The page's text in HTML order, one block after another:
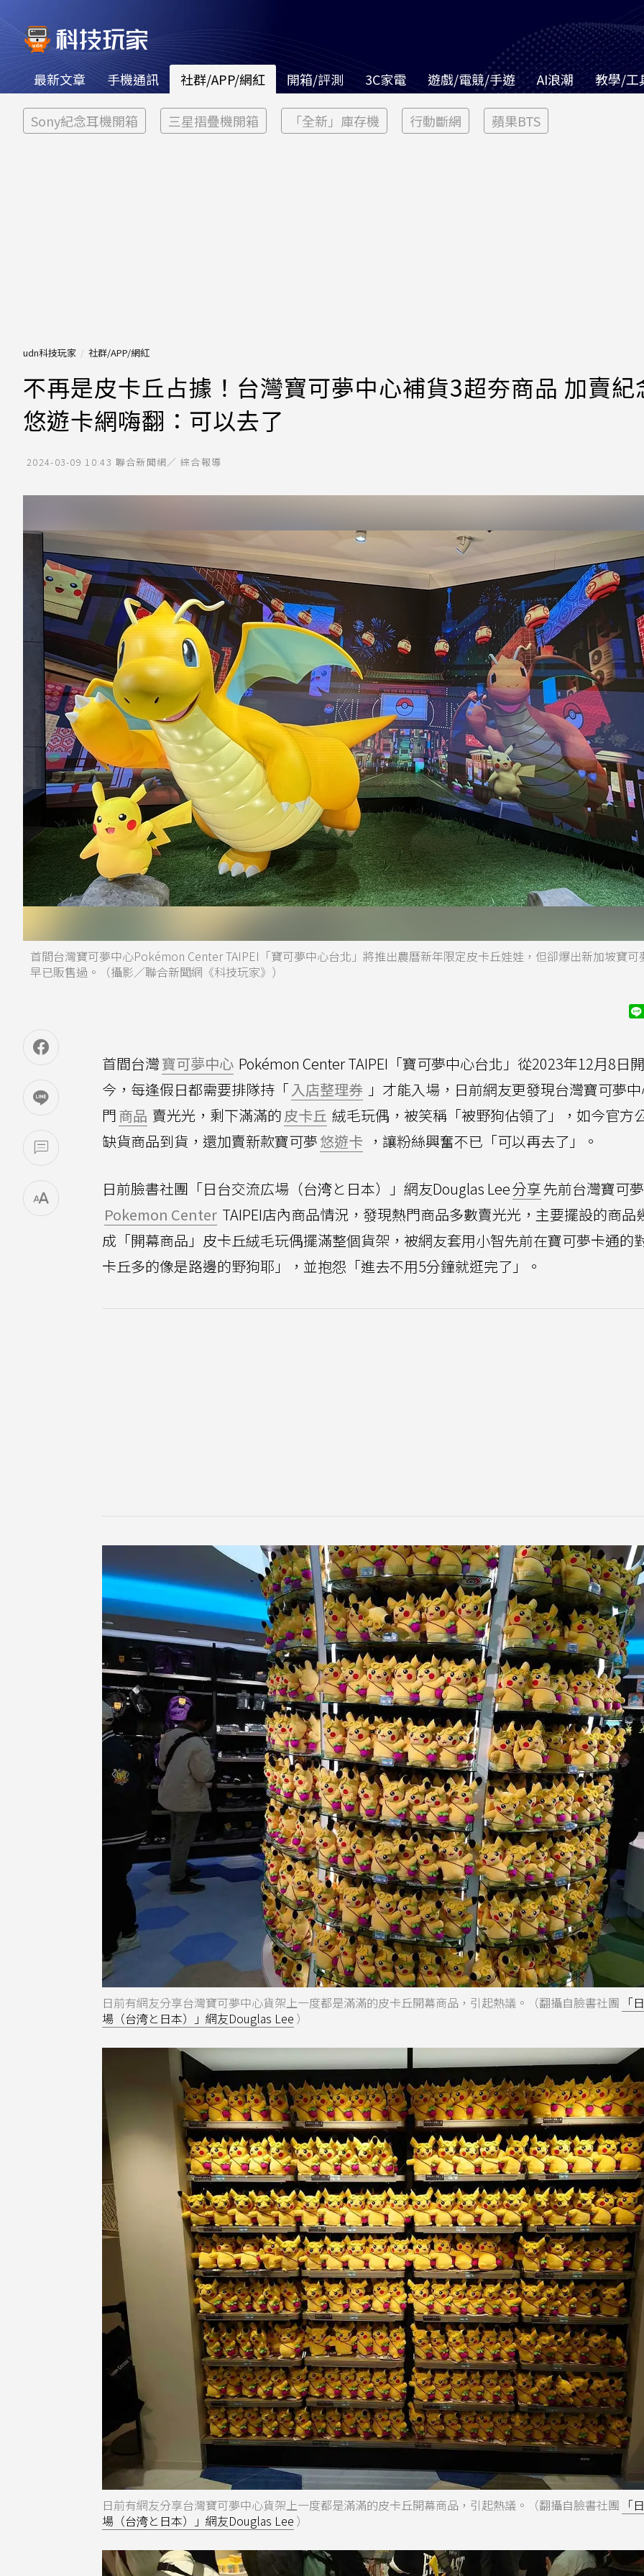
最新文章 手機通訊 社群/APP/網紅 開箱/評測 3C家電 遊戲/電競/手遊 AI浪潮 教學/工
Sony紀念耳機開箱 三星摺疊機開箱 「全新」庫存機 行動斷網 蘋果BTS
udn科技玩家 社群/APP/網紅
不再是皮卡丘占據！台灣寶可夢中心補貨3超夯商品 加賣紀
悠遊卡網嗨翻：可以去了
2024-03-09 10:43 聯合新聞網／ 綜合報導
首間台灣寶可夢中心Pokémon Center TAIPEI「寶可夢中心台北」將推出農曆新年限定皮卡丘娃娃，但卻爆出新加坡寶可
早已販售過。（攝影／聯合新聞網《科技玩家》）
首間台灣寶可夢中心 Pokémon Center TAIPEI「寶可夢中心台北」從2023年12月8日
今，每逢假日都需要排隊持「入店整理券 」才能入場，日前網友更發現台灣寶可夢
門商品 賣光光，剩下滿滿的皮卡丘 絨毛玩偶，被笑稱「被野狗佔領了」，如今官方
缺貨商品到貨，還加賣新款寶可夢悠遊卡 ，讓粉絲興奮不已「可以再去了」。
日前臉書社團「日台交流広場（台湾と日本）」網友Douglas Lee分享先前台灣寶可
Pokemon Center TAIPEI店內商品情況，發現熱門商品多數賣光光，主要擺設的商品
成「開幕商品」皮卡丘絨毛玩偶擺滿整個貨架，被網友套用小智先前在寶可夢卡通的
卡丘多的像是路邊的野狗耶」，並抱怨「進去不用5分鐘就逛完了」。
日前有網友分享台灣寶可夢中心貨架上一度都是滿滿的皮卡丘開幕商品，引起熱議。（翻攝自臉書社團 「
場（台湾と日本）」網友Douglas Lee ）
日前有網友分享台灣寶可夢中心貨架上一度都是滿滿的皮卡丘開幕商品，引起熱議。（翻攝自臉書社團 「
場（台湾と日本）」網友Douglas Lee ）